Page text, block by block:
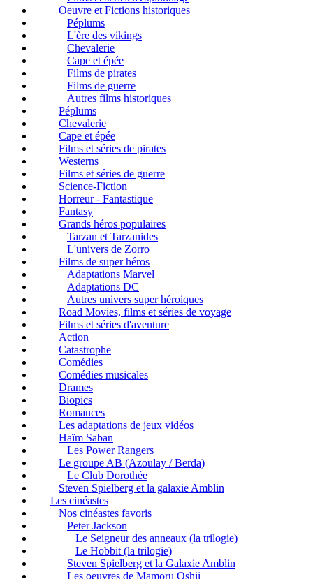
Oeuvre et Fictions historiques
Péplums
L'ère des vikings
Chevalerie
Cape et épée
Films de pirates
Films de guerre
Autres films historiques
Péplums
Chevalerie
Cape et épée
Films et séries de pirates
Westerns
Films et séries de guerre
Science-Fiction
Horreur - Fantastique
Fantasy
Grands héros populaires
Tarzan et Tarzanides
L'univers de Zorro
Films de super héros
Adaptations Marvel
Adaptations DC
Autres univers super héroiques
Road Movies, films et séries de voyage
Films et séries d'aventure
Action
Catastrophe
Comédies
Comédies musicales
Drames
Biopics
Romances
Les adaptations de jeux vidéos
Haïm Saban
Les Power Rangers
Le groupe AB (Azoulay / Berda)
Le Club Dorothée
Steven Spielberg et la galaxie Amblin
Les cinéastes
Nos cinéastes favoris
Peter Jackson
Le Seigneur des anneaux (la trilogie)
Le Hobbit (la trilogie)
Steven Spielberg et la Galaxie Amblin
Les oeuvres de Mamoru Oshii